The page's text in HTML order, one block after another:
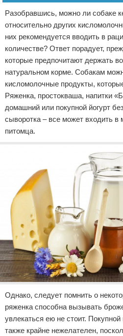
Разобравшись, можно ли собаке
относительно других
них рекомендуется вводить в
количестве? Ответ порадует,
которые предпочитают держать
натуральном корме. Собакам
кисломолочные продукты,
Ряженка, простокваша, напитки
домашний или покупной йогурт
сыворотка – все может входить в
питомца.
Однако, следует помнить о
ряженка способна вызывать
увлекаться ею не стоит.
также крайне нежелателен,